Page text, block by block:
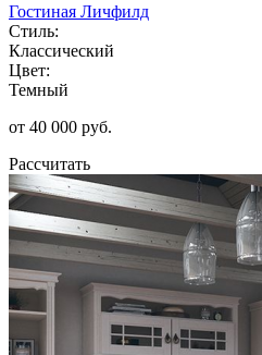
Гостиная Личфилд
Стиль:
Классический
Цвет:
Темный
от 40 000 руб.
Рассчитать